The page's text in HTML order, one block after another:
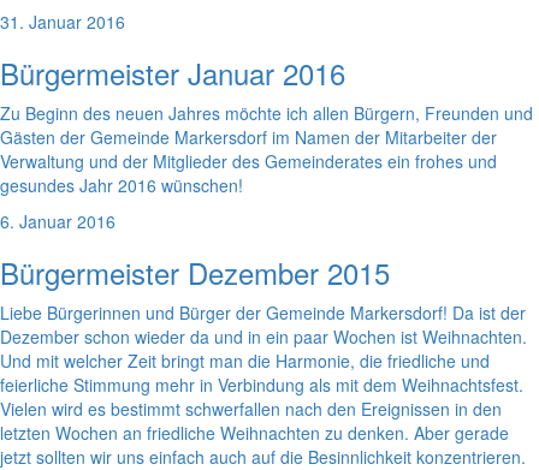
31. Januar 2016
Bürgermeister Januar 2016
Zu Beginn des neuen Jahres möchte ich allen Bürgern, Freunden und
Gästen der Gemeinde Markersdorf im Namen der Mitarbeiter der
Verwaltung und der Mitglieder des Gemeinderates ein frohes und
gesundes Jahr 2016 wünschen!
6. Januar 2016
Bürgermeister Dezember 2015
Liebe Bürgerinnen und Bürger der Gemeinde Markersdorf! Da ist der
Dezember schon wieder da und in ein paar Wochen ist Weihnachten.
Und mit welcher Zeit bringt man die Harmonie, die friedliche und
feierliche Stimmung mehr in Verbindung als mit dem Weihnachtsfest.
Vielen wird es bestimmt schwerfallen nach den Ereignissen in den
letzten Wochen an friedliche Weihnachten zu denken. Aber gerade
jetzt sollten wir uns einfach auch auf die Besinnlichkeit konzentrieren.